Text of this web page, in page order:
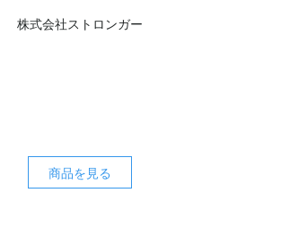
株式会社ストロンガー
商品を見る